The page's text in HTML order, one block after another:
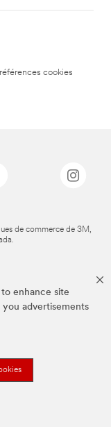
enhance site
you advertisements
cookies
de commerce de 3M,